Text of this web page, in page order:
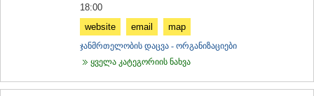
18:00
website
email map
ჯანმრთელობის დაცვა - ორგანიზაციები
ყველა კატეგორიის ნახვა